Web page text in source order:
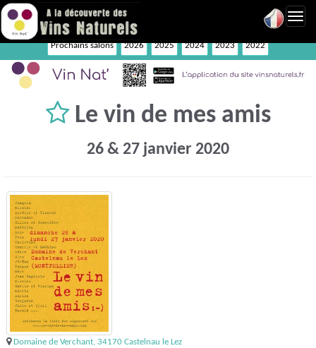
Prochains salons 2026 2025 2024 2023 2022
Le vin de mes amis
26 & 27 janvier 2020
Domaine de Verchant, 34170 Castelnau le Lez